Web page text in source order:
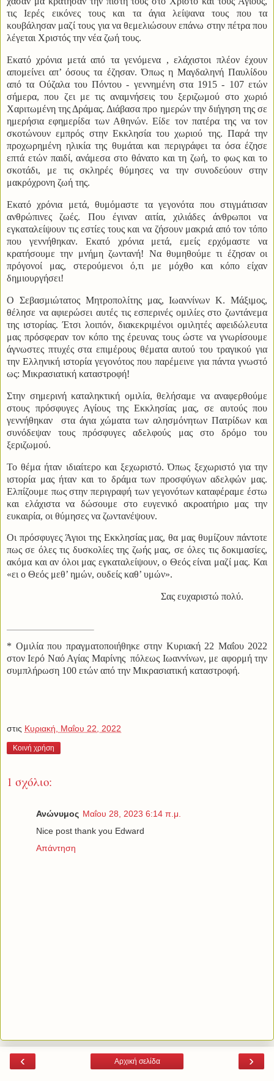
τις Ιερές εικόνες τους και τα άγια λείψανα τους που τα
κουβάλησαν μαζί τους για να θεμελιώσουν επάνω στην πέτρα που
λέγεται Χριστός την νέα ζωή τους.
Εκατό χρόνια μετά από τα γενόμενα , ελάχιστοι πλέον έχουν
απομείνει απ’ όσους τα έζησαν. Όπως η Μαγδαληνή Παυλίδου
από τα Ούζαλα του Πόντου - γεννημένη στα 1915 - 107 ετών
σήμερα, που ζει με τις αναμνήσεις του ξεριζωμού στο χωριό
Χαριτωμένη της Δράμας. Διάβασα προ ημερών την διήγηση της σε
ημερήσια εφημερίδα των Αθηνών. Είδε τον πατέρα της να τον
σκοτώνουν εμπρός στην Εκκλησία του χωριού της. Παρά την
προχωρημένη ηλικία της θυμάται και περιγράφει τα όσα έζησε
επτά ετών παιδί, ανάμεσα στο θάνατο και τη ζωή, το φως και το
σκοτάδι, με τις σκληρές θύμησες να την συνοδεύουν στην
μακρόχρονη ζωή της.
Εκατό χρόνια μετά, θυμόμαστε τα γεγονότα που στιγμάτισαν
ανθρώπινες ζωές. Που έγιναν αιτία, χιλιάδες άνθρωποι να
εγκαταλείψουν τις εστίες τους και να ζήσουν μακριά από τον τόπο
που γεννήθηκαν. Εκατό χρόνια μετά, εμείς ερχόμαστε να
κρατήσουμε την μνήμη ζωντανή! Να θυμηθούμε τι έζησαν οι
πρόγονοί μας, στερούμενοι ό,τι με μόχθο και κόπο είχαν
δημιουργήσει!
Ο Σεβασμιώτατος Μητροπολίτης μας, Ιωαννίνων Κ. Μάξιμος,
θέλησε να αφιερώσει αυτές τις εσπερινές ομιλίες στο ζωντάνεμα
της ιστορίας. Έτσι λοιπόν, διακεκριμένοι ομιλητές αφειδώλευτα
μας πρόσφεραν τον κόπο της έρευνας τους ώστε να γνωρίσουμε
άγνωστες πτυχές στα επιμέρους θέματα αυτού του τραγικού για
την Ελληνική ιστορία γεγονότος που παρέμεινε για πάντα γνωστό
ως: Μικρασιατική καταστροφή!
Στην σημερινή καταληκτική ομιλία, θελήσαμε να αναφερθούμε
στους πρόσφυγες Αγίους της Εκκλησίας μας, σε αυτούς που
γεννήθηκαν
στα άγια χώματα των αλησμόνητων Πατρίδων και
συνόδεψαν τους πρόσφυγες αδελφούς μας στο δρόμο του
ξεριζωμού.
Το θέμα ήταν ιδιαίτερο και ξεχωριστό. Όπως ξεχωριστό για την
ιστορία μας ήταν και το δράμα των προσφύγων αδελφών μας.
Ελπίζουμε πως στην περιγραφή των γεγονότων καταφέραμε έστω
και ελάχιστα να δώσουμε στο ευγενικό ακροατήριο μας την
ευκαιρία, οι θύμησες να ζωντανέψουν.
Οι πρόσφυγες Άγιοι της Εκκλησίας μας, θα μας θυμίζουν πάντοτε
πως σε όλες τις δυσκολίες της ζωής μας, σε όλες τις δοκιμασίες,
ακόμα και αν όλοι μας εγκαταλείψουν, ο Θεός είναι μαζί μας. Και
«ει ο Θεός μεθ’ ημών, ουδείς καθ’ υμών».
Σας ευχαριστώ πολύ.
* Ομιλία που πραγματοποιήθηκε στην Κυριακή 22 Μαΐου 2022
στον Ιερό Ναό Αγίας Μαρίνης πόλεως Ιωαννίνων, με αφορμή την
συμπλήρωση 100 ετών από την Μικρασιατική καταστροφή.
στις Κυριακή, Μαΐου 22, 2022
Κοινή χρήση
1 σχόλιο:
Ανώνυμος Μαΐου 28, 2023 6:14 π.μ.
Nice post thank you Edward
Απάντηση
‹ ›
Αρχική σελίδα